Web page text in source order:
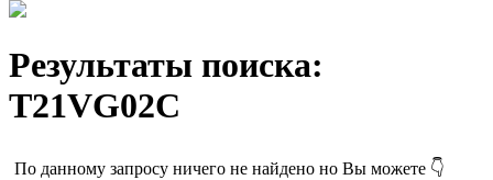
Результаты поиска:
T21VG02C
По данному запросу ничего не найдено но Вы можете 👇